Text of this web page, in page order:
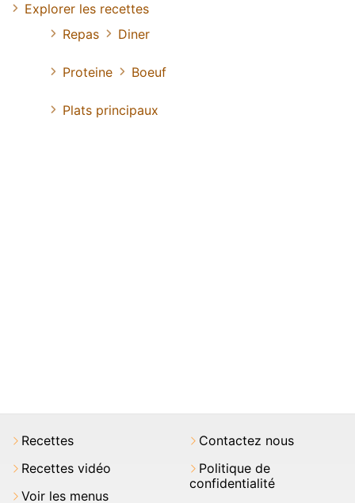
Explorer les recettes
Repas
Diner
Proteine Boeuf
Plats principaux
Recettes
Recettes vidéo
Voir les menus
Contactez nous
Politique de
confidentialité